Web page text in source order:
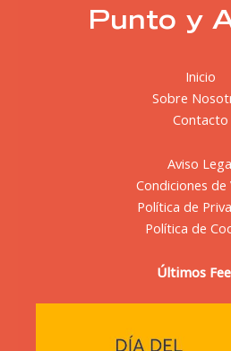
Punto y
Inicio
Sobre
Contacto
Aviso
Condiciones de
Política de
Política de
Últimos